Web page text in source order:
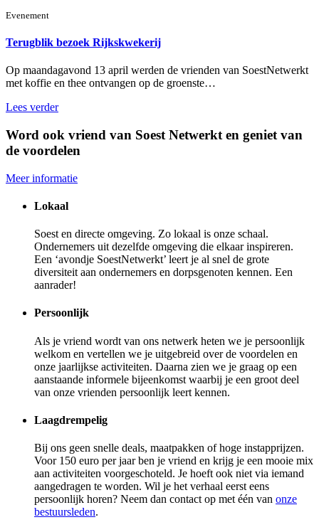
Evenement
Terugblik bezoek Rijkskwekerij
Op maandagavond 13 april werden de vrienden van SoestNetwerkt
met koffie en thee ontvangen op de groenste…
Lees verder
Word ook vriend van Soest Netwerkt en geniet van
de voordelen
Meer informatie
Lokaal
Soest en directe omgeving. Zo lokaal is onze schaal.
Ondernemers uit dezelfde omgeving die elkaar inspireren.
Een ‘avondje SoestNetwerkt’ leert je al snel de grote
diversiteit aan ondernemers en dorpsgenoten kennen. Een
aanrader!
Persoonlijk
Als je vriend wordt van ons netwerk heten we je persoonlijk
welkom en vertellen we je uitgebreid over de voordelen en
onze jaarlijkse activiteiten. Daarna zien we je graag op een
aanstaande informele bijeenkomst waarbij je een groot deel
van onze vrienden persoonlijk leert kennen.
Laagdrempelig
Bij ons geen snelle deals, maatpakken of hoge instapprijzen.
Voor 150 euro per jaar ben je vriend en krijg je een mooie mix
aan activiteiten voorgeschoteld. Je hoeft ook niet via iemand
aangedragen te worden. Wil je het verhaal eerst eens
persoonlijk horen? Neem dan contact op met één van onze
bestuursleden.